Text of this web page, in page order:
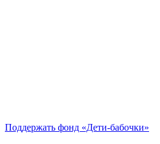
Поддержать фонд «Дети-бабочки»